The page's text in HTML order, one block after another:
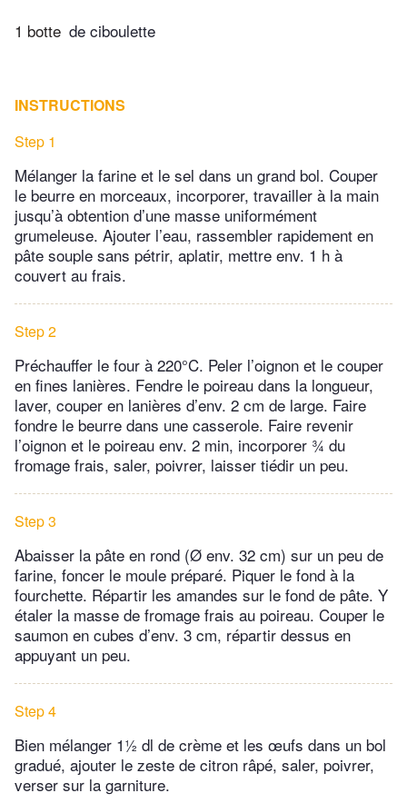
1 botte de ciboulette
INSTRUCTIONS
Step 1
Mélanger la farine et le sel dans un grand bol. Couper
le beurre en morceaux, incorporer, travailler à la main
jusqu’à obtention d’une masse uniformément
grumeleuse. Ajouter l’eau, rassembler rapidement en
pâte souple sans pétrir, aplatir, mettre env. 1 h à
couvert au frais.
Step 2
Préchauffer le four à 220°C. Peler l’oignon et le couper
en fines lanières. Fendre le poireau dans la longueur,
laver, couper en lanières d’env. 2 cm de large. Faire
fondre le beurre dans une casserole. Faire revenir
l’oignon et le poireau env. 2 min, incorporer ¾ du
fromage frais, saler, poivrer, laisser tiédir un peu.
Step 3
Abaisser la pâte en rond (Ø env. 32 cm) sur un peu de
farine, foncer le moule préparé. Piquer le fond à la
fourchette. Répartir les amandes sur le fond de pâte. Y
étaler la masse de fromage frais au poireau. Couper le
saumon en cubes d’env. 3 cm, répartir dessus en
appuyant un peu.
Step 4
Bien mélanger 1½ dl de crème et les œufs dans un bol
gradué, ajouter le zeste de citron râpé, saler, poivrer,
verser sur la garniture.